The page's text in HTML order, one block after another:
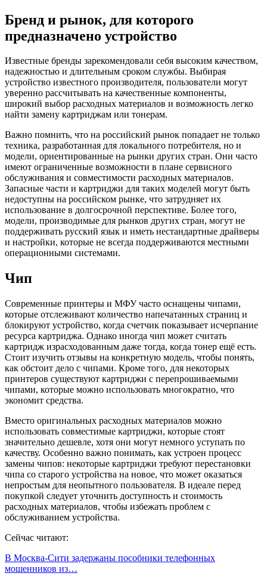
Бренд и рынок, для которого
предназначено устройство
Известные бренды зарекомендовали себя высоким качеством,
надежностью и длительным сроком службы. Выбирая
устройство известного производителя, пользователи могут
уверенно рассчитывать на качественные компоненты,
широкий выбор расходных материалов и возможность легко
найти замену картриджам или тонерам.
Важно помнить, что на российский рынок попадает не только
техника, разработанная для локального потребителя, но и
модели, ориентированные на рынки других стран. Они часто
имеют ограниченные возможности в плане сервисного
обслуживания и совместимости расходных материалов.
Запасные части и картриджи для таких моделей могут быть
недоступны на российском рынке, что затрудняет их
использование в долгосрочной перспективе. Более того,
модели, производимые для рынков других стран, могут не
поддерживать русский язык и иметь нестандартные драйверы
и настройки, которые не всегда поддерживаются местными
операционными системами.
Чип
Современные принтеры и МФУ часто оснащены чипами,
которые отслеживают количество напечатанных страниц и
блокируют устройство, когда счетчик показывает исчерпание
ресурса картриджа. Однако иногда чип может считать
картридж израсходованным даже тогда, когда тонер ещё есть.
Стоит изучить отзывы на конкретную модель, чтобы понять,
как обстоит дело с чипами. Кроме того, для некоторых
принтеров существуют картриджи с перепрошиваемыми
чипами, которые можно использовать многократно, что
экономит средства.
Вместо оригинальных расходных материалов можно
использовать совместимые картриджи, которые стоят
значительно дешевле, хотя они могут немного уступать по
качеству. Особенно важно понимать, как устроен процесс
замены чипов: некоторые картриджи требуют перестановки
чипа со старого устройства на новое, что может оказаться
непростым для неопытного пользователя. В идеале перед
покупкой следует уточнить доступность и стоимость
расходных материалов, чтобы избежать проблем с
обслуживанием устройства.
Сейчас читают:
В Москва-Сити задержаны пособники телефонных
мошенников из…